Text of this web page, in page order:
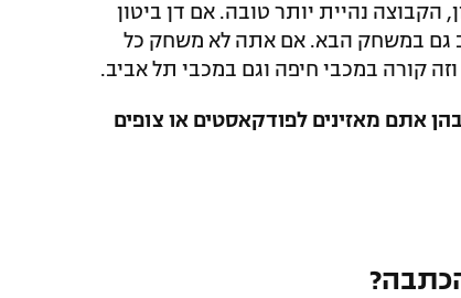
הקבוצה נהיית יותר טובה. אם דן ביטון
גם במשחק הבא. אם אתה לא משחק כל
קורה במכבי חיפה וגם במכבי תל אביב.
אתם מאזינים לפודקאסטים או צופים